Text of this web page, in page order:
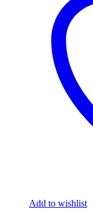
Add to wishlist